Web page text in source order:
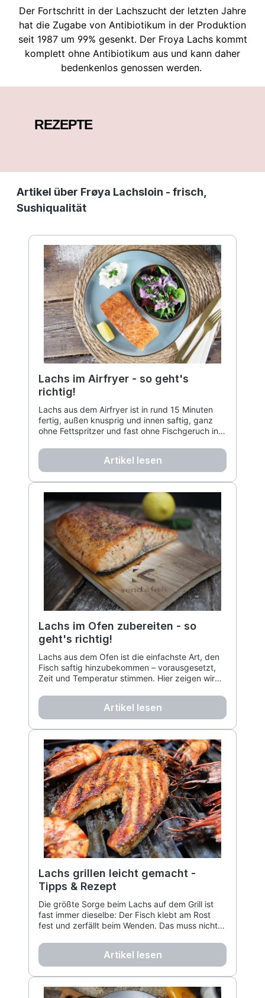
Der Fortschritt in der Lachszucht der letzten Jahre
hat die Zugabe von Antibiotikum in der Produktion
seit 1987 um 99% gesenkt. Der Froya Lachs kommt
komplett ohne Antibiotikum aus und kann daher
bedenkenlos genossen werden.
REZEPTE
Artikel über Frøya Lachsloin - frisch,
Sushiqualität
Lachs im Airfryer - so geht's
richtig!
Lachs aus dem Airfryer ist in rund 15 Minuten
fertig, außen knusprig und innen saftig, ganz
ohne Fettspritzer und fast ohne Fischgeruch in
Artikel lesen
Lachs im Ofen zubereiten - so
geht's richtig!
Lachs aus dem Ofen ist die einfachste Art, den
Fisch saftig hinzubekommen – vorausgesetzt,
Zeit und Temperatur stimmen. Hier zeigen wir
Artikel lesen
Lachs grillen leicht gemacht -
Tipps & Rezept
Die größte Sorge beim Lachs auf dem Grill ist
fast immer dieselbe: Der Fisch klebt am Rost
fest und zerfällt beim Wenden. Das muss nicht
Artikel lesen